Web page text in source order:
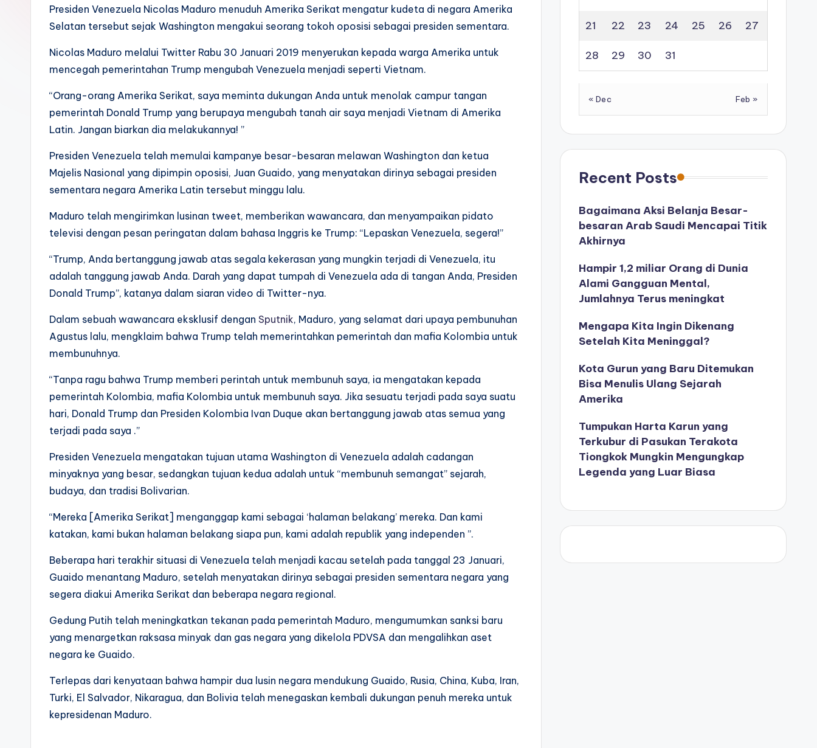
Presiden Venezuela Nicolas Maduro menuduh Amerika Serikat mengatur kudeta di negara Amerika
Selatan tersebut sejak Washington mengakui seorang tokoh oposisi sebagai presiden sementara.
Nicolas Maduro melalui Twitter Rabu 30 Januari 2019 menyerukan kepada warga Amerika untuk
mencegah pemerintahan Trump mengubah Venezuela menjadi seperti Vietnam.
“Orang-orang Amerika Serikat, saya meminta dukungan Anda untuk menolak campur tangan
pemerintah Donald Trump yang berupaya mengubah tanah air saya menjadi Vietnam di Amerika
Latin. Jangan biarkan dia melakukannya! ”
Presiden Venezuela telah memulai kampanye besar-besaran melawan Washington dan ketua
Majelis Nasional yang dipimpin oposisi, Juan Guaido, yang menyatakan dirinya sebagai presiden
sementara negara Amerika Latin tersebut minggu lalu.
Maduro telah mengirimkan lusinan tweet, memberikan wawancara, dan menyampaikan pidato
televisi dengan pesan peringatan dalam bahasa Inggris ke Trump: “Lepaskan Venezuela, segera!”
“Trump, Anda bertanggung jawab atas segala kekerasan yang mungkin terjadi di Venezuela, itu
adalah tanggung jawab Anda. Darah yang dapat tumpah di Venezuela ada di tangan Anda, Presiden
Donald Trump”, katanya dalam siaran video di Twitter-nya.
Dalam sebuah wawancara eksklusif dengan Sputnik, Maduro, yang selamat dari upaya pembunuhan
Agustus lalu, mengklaim bahwa Trump telah memerintahkan pemerintah dan mafia Kolombia untuk
membunuhnya.
“Tanpa ragu bahwa Trump memberi perintah untuk membunuh saya, ia mengatakan kepada
pemerintah Kolombia, mafia Kolombia untuk membunuh saya. Jika sesuatu terjadi pada saya suatu
hari, Donald Trump dan Presiden Kolombia Ivan Duque akan bertanggung jawab atas semua yang
terjadi pada saya .”
Presiden Venezuela mengatakan tujuan utama Washington di Venezuela adalah cadangan
minyaknya yang besar, sedangkan tujuan kedua adalah untuk “membunuh semangat” sejarah,
budaya, dan tradisi Bolivarian.
“Mereka [Amerika Serikat] menganggap kami sebagai ‘halaman belakang’ mereka. Dan kami
katakan, kami bukan halaman belakang siapa pun, kami adalah republik yang independen ”.
Beberapa hari terakhir situasi di Venezuela telah menjadi kacau setelah pada tanggal 23 Januari,
Guaido menantang Maduro, setelah menyatakan dirinya sebagai presiden sementara negara yang
segera diakui Amerika Serikat dan beberapa negara regional.
Gedung Putih telah meningkatkan tekanan pada pemerintah Maduro, mengumumkan sanksi baru
yang menargetkan raksasa minyak dan gas negara yang dikelola PDVSA dan mengalihkan aset
negara ke Guaido.
Terlepas dari kenyataan bahwa hampir dua lusin negara mendukung Guaido, Rusia, China, Kuba, Iran,
Turki, El Salvador, Nikaragua, dan Bolivia telah menegaskan kembali dukungan penuh mereka untuk
kepresidenan Maduro.
21 22 23 24 25 26 27
28 29 30 31
« Dec Feb »
Recent Posts
Bagaimana Aksi Belanja Besar-
besaran Arab Saudi Mencapai Titik
Akhirnya
Hampir 1,2 miliar Orang di Dunia
Alami Gangguan Mental,
Jumlahnya Terus meningkat
Mengapa Kita Ingin Dikenang
Setelah Kita Meninggal?
Kota Gurun yang Baru Ditemukan
Bisa Menulis Ulang Sejarah
Amerika
Tumpukan Harta Karun yang
Terkubur di Pasukan Terakota
Tiongkok Mungkin Mengungkap
Legenda yang Luar Biasa